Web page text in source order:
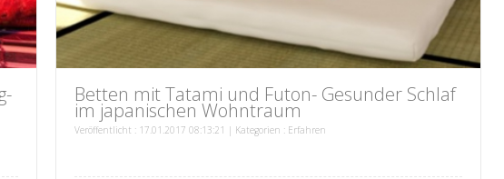
Betten mit Tatami und Futon- Gesunder Schlaf
im japanischen Wohntraum
Veröffentlicht : 17.01.2017 08:13:21 | Kategorien : Erfahren